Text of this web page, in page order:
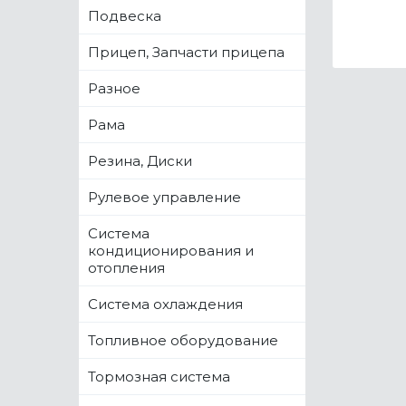
Подвеска
Прицеп, Запчасти прицепа
Разное
Рама
Резина, Диски
Рулевое управление
Система
кондиционирования и
отопления
Система охлаждения
Топливное оборудование
Тормозная система